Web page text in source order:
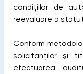
condițiilor de
reevaluare a
Conform
solicitanţilor şi
efectuarea